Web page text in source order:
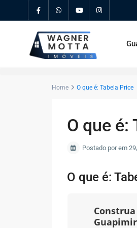
Home O que é: Tabela Price
O que é:
Postado por em
O que é: